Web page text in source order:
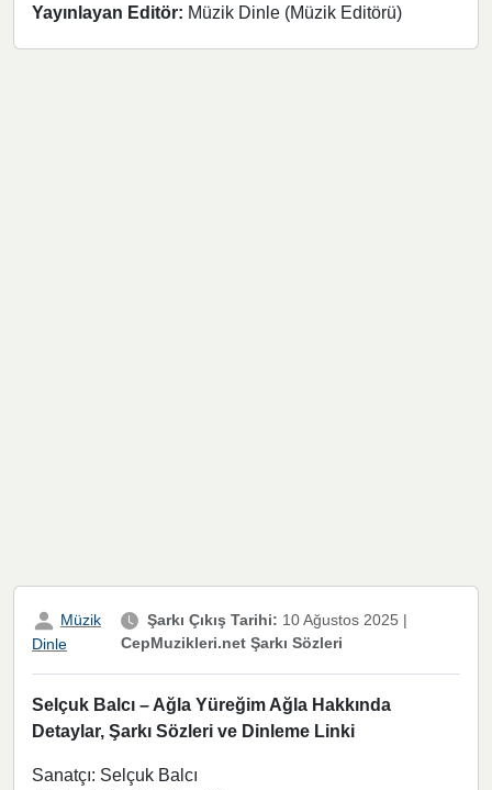
Yayınlayan Editör: Müzik Dinle (Müzik Editörü)
Müzik
Dinle
Şarkı Çıkış Tarihi: 10 Ağustos 2025 |
CepMuzikleri.net Şarkı Sözleri
Selçuk Balcı – Ağla Yüreğim Ağla Hakkında
Detaylar, Şarkı Sözleri ve Dinleme Linki
Sanatçı: Selçuk Balcı